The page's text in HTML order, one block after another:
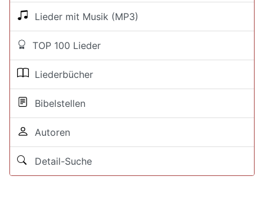
Lieder mit Musik (MP3)
TOP 100 Lieder
Liederbücher
Bibelstellen
Autoren
Detail-Suche